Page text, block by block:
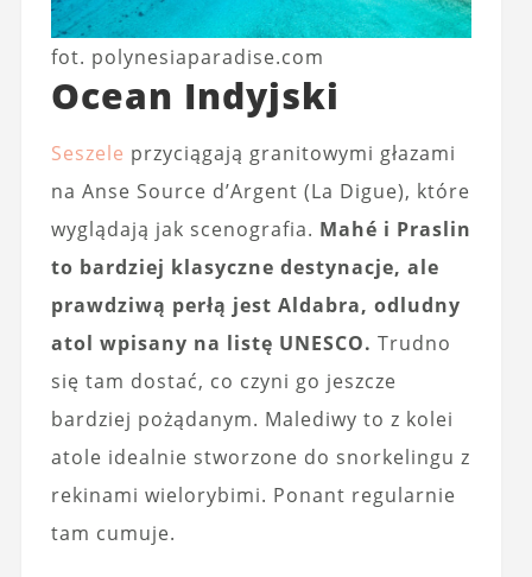
fot. polynesiaparadise.com
Ocean Indyjski
Seszele przyciągają granitowymi głazami
na Anse Source d’Argent (La Digue), które
wyglądają jak scenografia. Mahé i Praslin
to bardziej klasyczne destynacje, ale
prawdziwą perłą jest Aldabra, odludny
atol wpisany na listę UNESCO. Trudno
się tam dostać, co czyni go jeszcze
bardziej pożądanym. Malediwy to z kolei
atole idealnie stworzone do snorkelingu z
rekinami wielorybimi. Ponant regularnie
tam cumuje.